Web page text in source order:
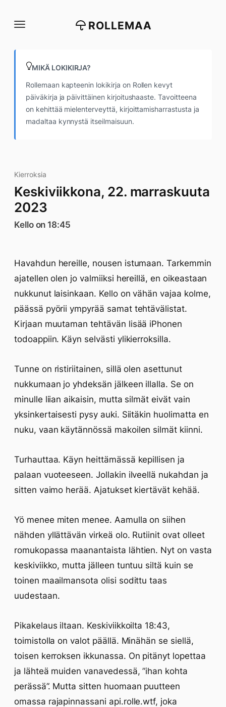
suoraan
ROLLEMAA
MIKÄ LOKIKIRJA?
Rollemaan kapteenin lokikirja on Rollen kevyt
päiväkirja ja päivittäinen kirjoitushaaste. Tavoitteena
on kehittää mielenterveyttä, kirjoittamisharrastusta ja
madaltaa kynnystä itseilmaisuun.
Kierroksia
Keskiviikkona, 22. marraskuuta
2023
Kello on 18:45
Havahdun hereille, nousen istumaan. Tarkemmin
ajatellen olen jo valmiiksi hereillä, en oikeastaan
nukkunut laisinkaan. Kello on vähän vajaa kolme,
päässä pyörii ympyrää samat tehtävälistat.
Kirjaan muutaman tehtävän lisää iPhonen
todoappiin. Käyn selvästi ylikierroksilla.
Tunne on ristiriitainen, sillä olen asettunut
nukkumaan jo yhdeksän jälkeen illalla. Se on
minulle liian aikaisin, mutta silmät eivät vain
yksinkertaisesti pysy auki. Siitäkin huolimatta en
nuku, vaan käytännössä makoilen silmät kiinni.
Turhauttaa. Käyn heittämässä kepillisen ja
palaan vuoteeseen. Jollakin ilveellä nukahdan ja
sitten vaimo herää. Ajatukset kiertävät kehää.
Yö menee miten menee. Aamulla on siihen
nähden yllättävän virkeä olo. Rutiinit ovat olleet
romukopassa maanantaista lähtien. Nyt on vasta
keskiviikko, mutta jälleen tuntuu siltä kuin se
toinen maailmansota olisi sodittu taas
uudestaan.
Pikakelaus iltaan. Keskiviikkoilta 18:43,
toimistolla on valot päällä. Minähän se siellä,
toisen kerroksen ikkunassa. On pitänyt lopettaa
ja lähteä muiden vanavedessä, ”ihan kohta
perässä”. Mutta sitten huomaan puutteen
omassa rajapinnassani api.rolle.wtf, joka